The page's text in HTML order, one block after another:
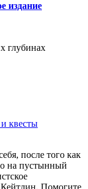
издание
глубинах
квесты
после того как
на пустынный